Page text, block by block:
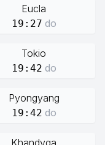
Eucla
19:27 do
Tokio
19:42 do
Pyongyang
19:42 do
Khandyga